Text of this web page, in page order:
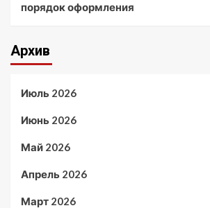
порядок оформления
Архив
Июль 2026
Июнь 2026
Май 2026
Апрель 2026
Март 2026